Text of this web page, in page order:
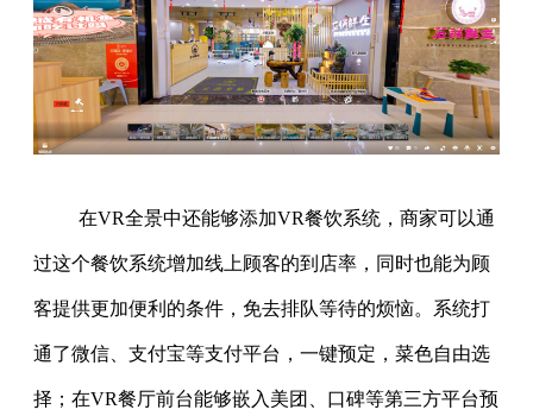
在VR全景中还能够添加VR餐饮系统，商家可以通
过这个餐饮系统增加线上顾客的到店率，同时也能为顾
客提供更加便利的条件，免去排队等待的烦恼。系统打
通了微信、支付宝等支付平台，一键预定，菜色自由选
择；在VR餐厅前台能够嵌入美团、口碑等第三方平台预